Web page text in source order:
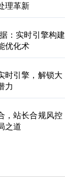
理革新
：实时引擎构建
优化术
时引擎，解锁大
力
，站长合规风控
之道